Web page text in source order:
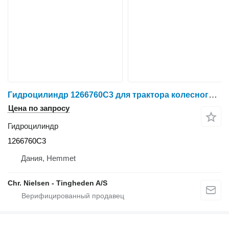
Гидроцилиндр 1266760C3 для трактора колесного Case 7130
Цена по запросу
Гидроцилиндр
1266760C3
Дания, Hemmet
Chr. Nielsen - Tingheden A/S